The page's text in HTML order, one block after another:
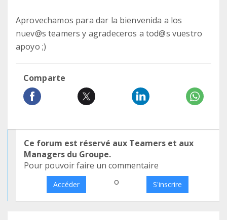
Aprovechamos para dar la bienvenida a los
nuev@s teamers y agradeceros a tod@s vuestro
apoyo ;)
Comparte
Ce forum est réservé aux Teamers et aux
Managers du Groupe.
Pour pouvoir faire un commentaire
Accéder o S'inscrire